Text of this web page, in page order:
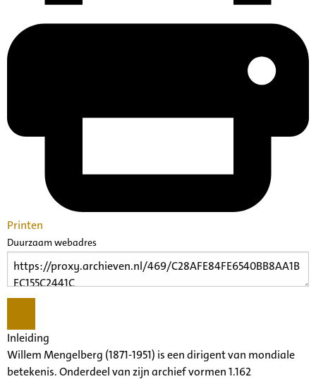
Printen
Duurzaam webadres
Inleiding
Willem Mengelberg (1871-1951) is een dirigent van mondiale
betekenis. Onderdeel van zijn archief vormen 1.162